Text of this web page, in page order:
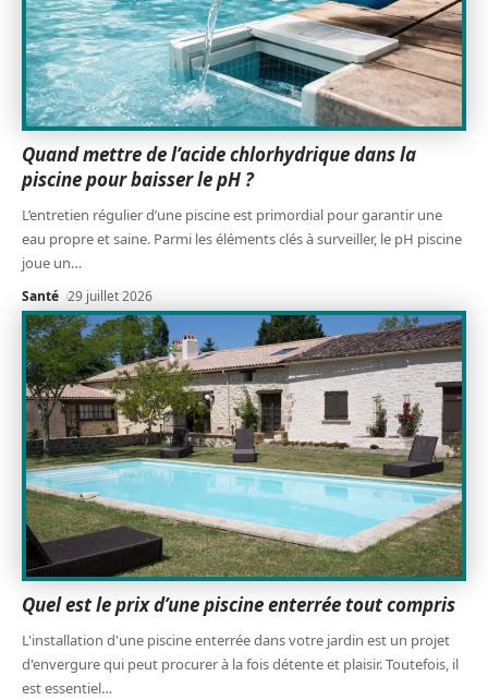
Quand mettre de l’acide chlorhydrique dans la
piscine pour baisser le pH ?
L’entretien régulier d’une piscine est primordial pour garantir une
eau propre et saine. Parmi les éléments clés à surveiller, le pH piscine
joue un…
Santé 29 juillet 2026
Quel est le prix d’une piscine enterrée tout compris
L'installation d'une piscine enterrée dans votre jardin est un projet
d'envergure qui peut procurer à la fois détente et plaisir. Toutefois, il
est essentiel…